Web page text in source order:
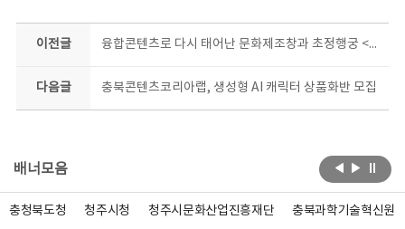
이전글 융합콘텐츠로 다시 태어난 문화제조창과 초정행궁 <창고>&<초정, 당신을 위한 노래> 막 오른다
다음글 충북콘텐츠코리아랩, 생성형 AI 캐릭터 상품화반 모집
배너모음
충청북도청 청주시청 청주시문화산업진흥재단 충북과학기술혁신원